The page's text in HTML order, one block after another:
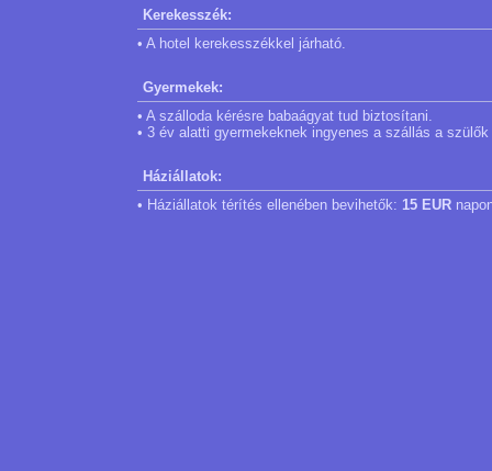
Kerekesszék:
• A hotel kerekesszékkel járható.
Gyermekek:
• A szálloda kérésre babaágyat tud biztosítani.
• 3 év alatti gyermekeknek ingyenes a szállás a
Háziállatok:
• Háziállatok térítés ellenében bevihetők: 15 EUR